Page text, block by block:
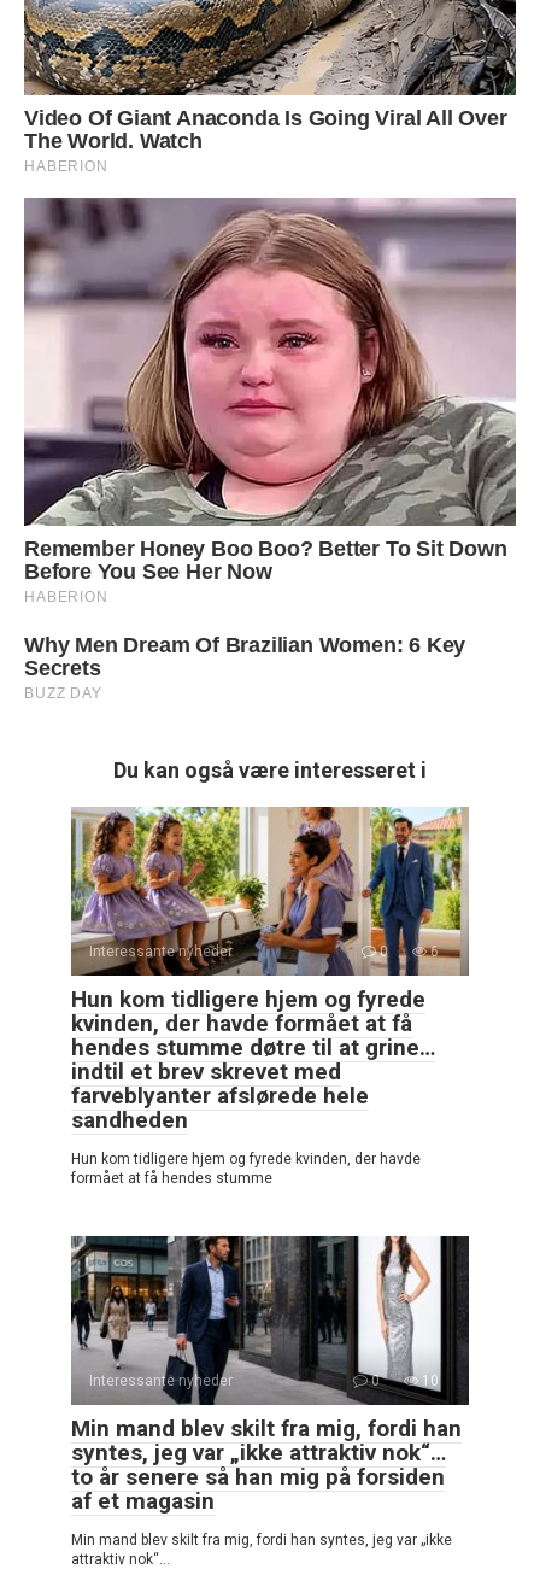
Du kan også være interesseret i
Interessante nyheder 0 6
Hun kom tidligere hjem og fyrede
kvinden, der havde formået at få
hendes stumme døtre til at grine…
indtil et brev skrevet med
farveblyanter afslørede hele
sandheden
Hun kom tidligere hjem og fyrede kvinden, der havde
formået at få hendes stumme
Interessante nyheder 0 10
Min mand blev skilt fra mig, fordi han
syntes, jeg var „ikke attraktiv nok“…
to år senere så han mig på forsiden
af et magasin
Min mand blev skilt fra mig, fordi han syntes, jeg var „ikke
attraktiv nok“…